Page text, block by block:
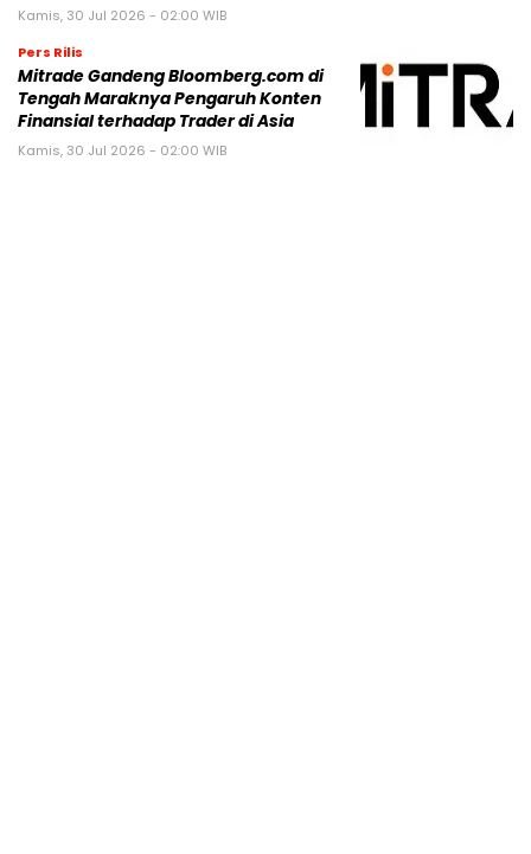
Kamis, 30 Jul 2026 - 02:00 WIB
Pers Rilis
Mitrade Gandeng Bloomberg.com di
Tengah Maraknya Pengaruh Konten
Finansial terhadap Trader di Asia
Kamis, 30 Jul 2026 - 02:00 WIB